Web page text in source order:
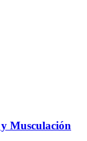
Musculación